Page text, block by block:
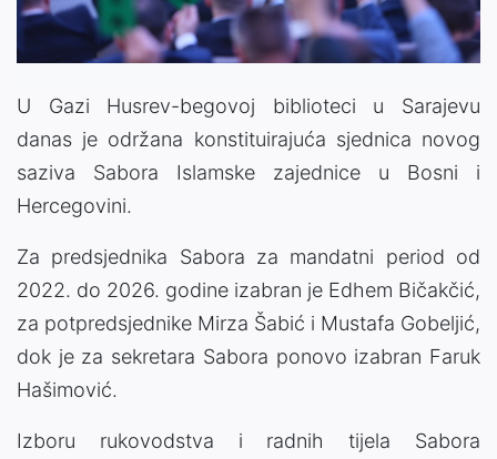
U Gazi Husrev-begovoj biblioteci u Sarajevu
danas je održana konstituirajuća sjednica novog
saziva Sabora Islamske zajednice u Bosni i
Hercegovini.
Za predsjednika Sabora za mandatni period od
2022. do 2026. godine izabran je Edhem Bičakčić,
za potpredsjednike Mirza Šabić i Mustafa Gobeljić,
dok je za sekretara Sabora ponovo izabran Faruk
Hašimović.
Izboru rukovodstva i radnih tijela Sabora